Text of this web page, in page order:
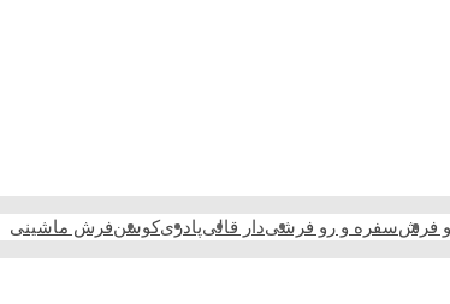
فرشسفره و رو فرشیدار قالیپادریکوسنفرش ماشینی